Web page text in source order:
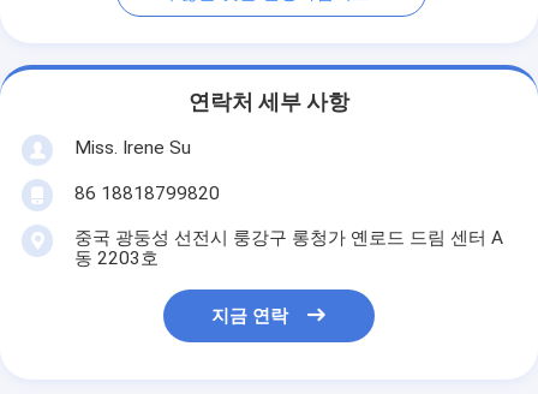
연락처 세부 사항
Miss. Irene Su
86 18818799820
중국 광둥성 선전시 룽강구 롱청가 옌로드 드림 센터 A
동 2203호
지금 연락